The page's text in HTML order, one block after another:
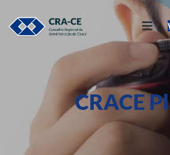
CRACE